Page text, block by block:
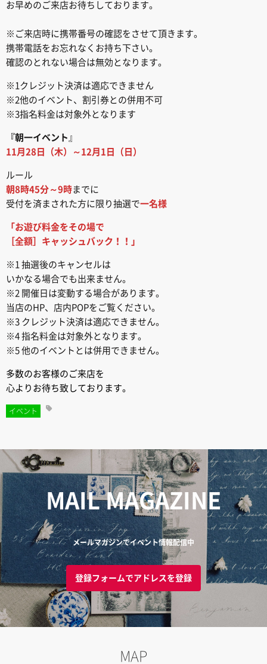
お早めのご来店お待ちしております。
※ご来店時に携帯番号の確認をさせて頂きます。
携帯電話をお忘れなくお持ち下さい。
確認のとれない場合は無効となります。
※1クレジット決済は適応できません
※2他のイベント、割引券との併用不可
※3指名料金は対象外となります
『朝一イベント 』
11月28日（木）～12月1日（日）
ルール
朝8時45分～9時までに
受付を済まされた方に限り抽選で一名様
「お遊び料金をその場で
［全額］キャッシュバック！！」
※1 抽選後のキャンセルは
いかなる場合でも出来ません。
※2 開催日は変動する場合があります。
当店のHP、店内POPをご覧ください。
※3 クレジット決済は適応できません。
※4 指名料金は対象外となります。
※5 他のイベントとは併用できません。
多数のお客様のご来店を
心よりお待ち致しております。
イベント
MAIL MAGAZINE
メールマガジンでイベント情報配信中
登録フォームでアドレスを登録
MAP